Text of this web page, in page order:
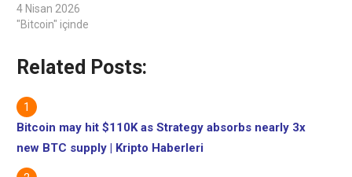
4 Nisan 2026
"Bitcoin" içinde
Related Posts:
Bitcoin may hit $110K as Strategy absorbs nearly 3x
new BTC supply | Kripto Haberleri